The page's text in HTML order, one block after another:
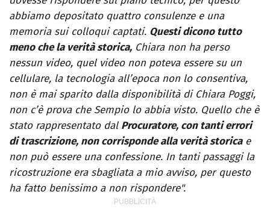
abbiamo depositato quattro consulenze e una
memoria sui colloqui captati. Questi dicono tutto
meno che la verità storica, Chiara non ha perso
nessun video, quel video non poteva essere su un
cellulare, la tecnologia all’epoca non lo consentiva,
non è mai sparito dalla disponibilità di Chiara Poggi,
non c’è prova che Sempio lo abbia visto. Quello che è
stato rappresentato dalProcuratore, con tanti errori
di trascrizione, non corrisponde alla verità storicae
non può essere una confessione. In tanti passaggi la
ricostruzione era sbagliata a mio avviso, per questo
ha fatto benissimo a non rispondere".